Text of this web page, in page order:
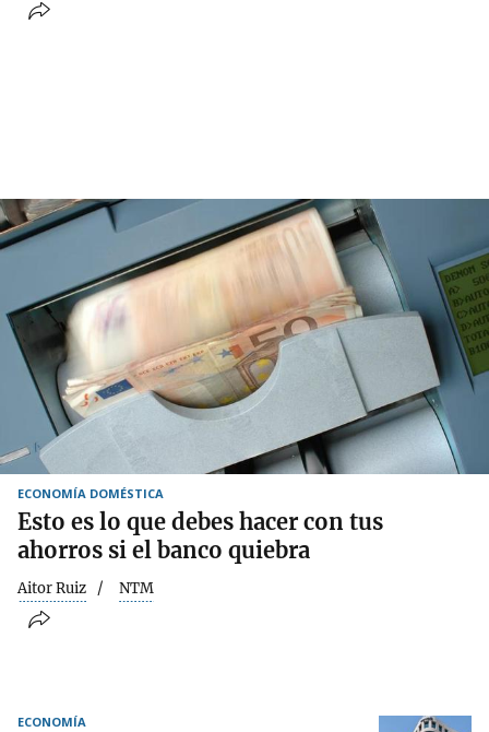
ECONOMÍA DOMÉSTICA
Esto es lo que debes hacer con tus
ahorros si el banco quiebra
Aitor Ruiz NTM
ECONOMÍA